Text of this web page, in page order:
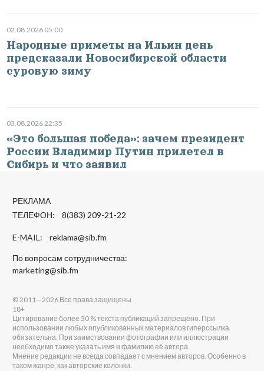
02.08.2026 05:00
Народные приметы на Ильин день
предсказали Новосибирской области
суровую зиму
03.08.2026 22:35
«Это большая победа»: зачем президент
России Владимир Путин прилетел в
Сибирь и что заявил
РЕКЛАМА
ТЕЛЕФОН: 8(383) 209-21-22
E-MAIL: reklama@sib.fm
По вопросам сотрудничества:
marketing@sib.fm
© 2011—2026 Все права защищены.
18+
Цитирование более 30 % текста публикаций запрещено. При
использовании любых опубликованных материалов гиперссылка
обязательна. При заимствовании фотографии или иллюстрации
необходимо также указать имя и фамилию её автора.
Мнение редакции не всегда совпадает с мнением авторов. Особенно в
таком жанре, как авторские колонки.